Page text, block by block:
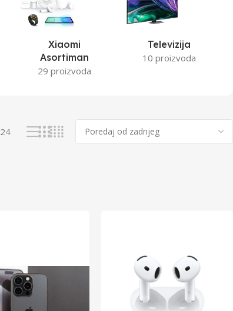
Xiaomi
Asortiman
29 proizvoda
Televizija
10 proizvoda
24